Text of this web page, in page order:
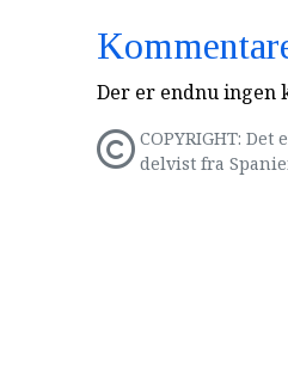
Der er endnu
COPYRIGHT:
delvist fra